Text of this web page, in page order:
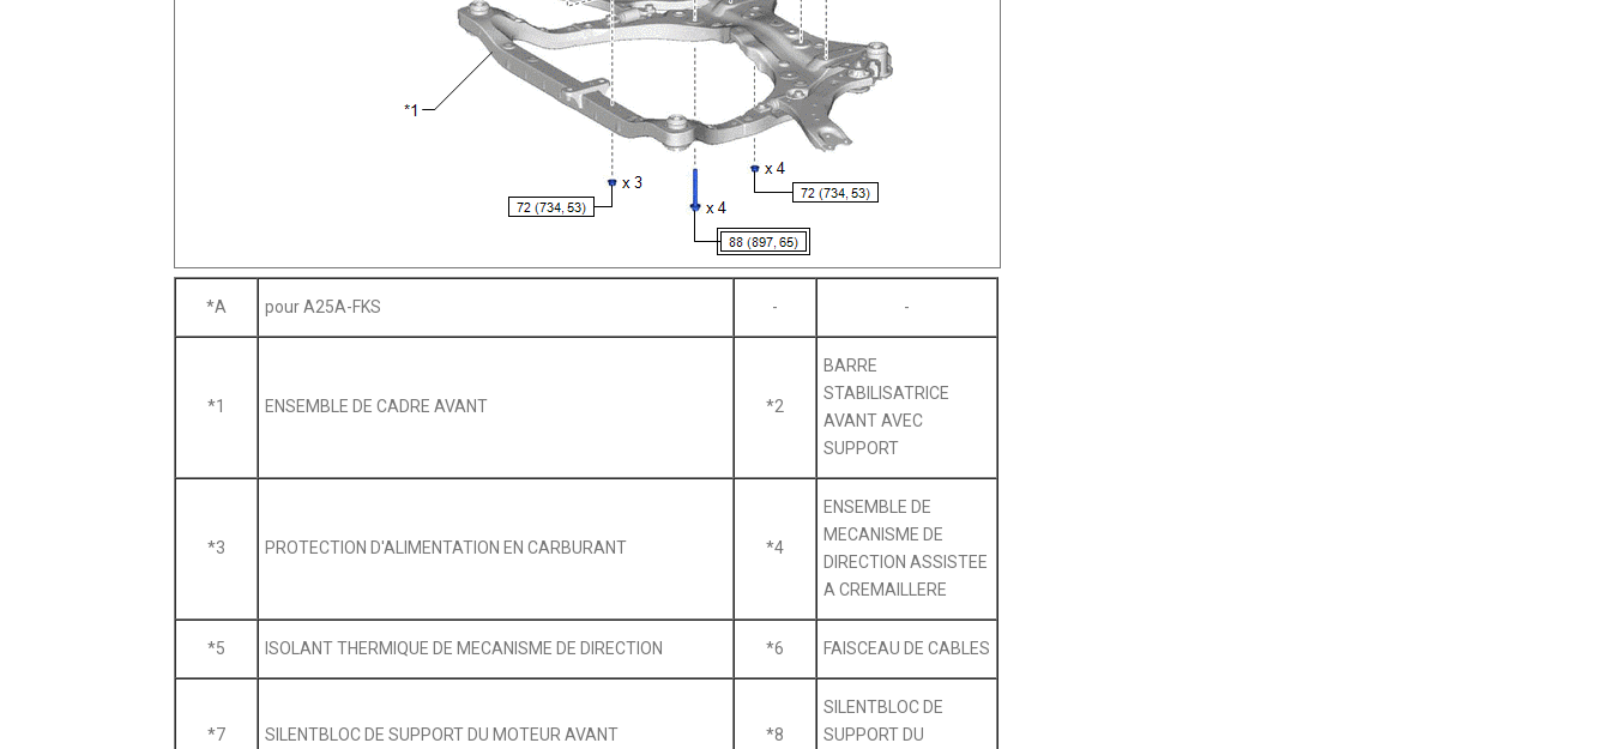
*A pour A25A-FKS - -
*1 ENSEMBLE DE CADRE AVANT *2
BARRE
STABILISATRICE
AVANT AVEC
SUPPORT
*3 PROTECTION D'ALIMENTATION EN CARBURANT *4
ENSEMBLE DE
MECANISME DE
DIRECTION ASSISTEE
A CREMAILLERE
*5 ISOLANT THERMIQUE DE MECANISME DE DIRECTION *6 FAISCEAU DE CABLES
*7 SILENTBLOC DE SUPPORT DU MOTEUR AVANT *8
SILENTBLOC DE
SUPPORT DU